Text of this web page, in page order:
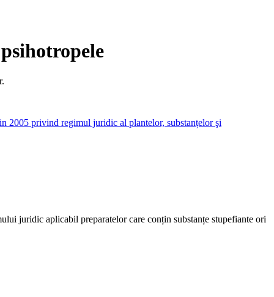
2005 privind regimul juridic al plantelor, substanțelor şi
juridic aplicabil preparatelor care conțin substanțe stupefiante ori